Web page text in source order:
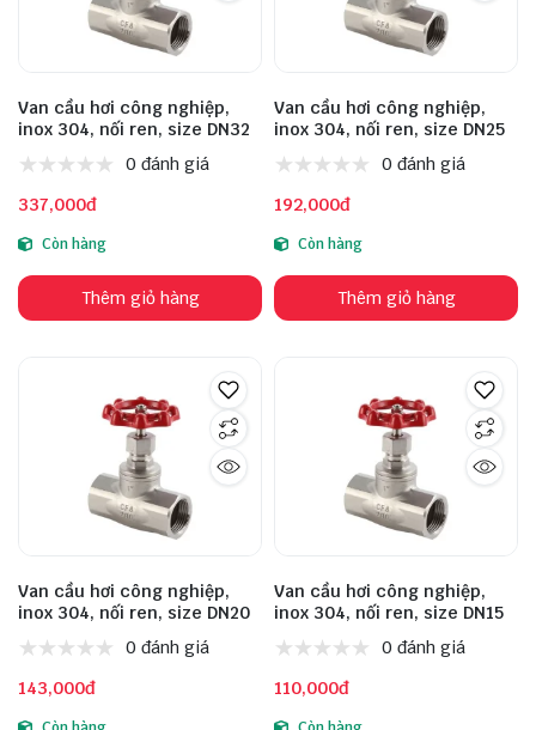
Van cầu hơi công nghiệp,
inox 304, nối ren, size DN32
0 đánh giá
337,000đ
Còn hàng
Thêm giỏ hàng
Van cầu hơi công nghiệp,
inox 304, nối ren, size DN25
0 đánh giá
192,000đ
Còn hàng
Thêm giỏ hàng
Van cầu hơi công nghiệp,
inox 304, nối ren, size DN20
0 đánh giá
143,000đ
Van cầu hơi công nghiệp,
inox 304, nối ren, size DN15
0 đánh giá
110,000đ